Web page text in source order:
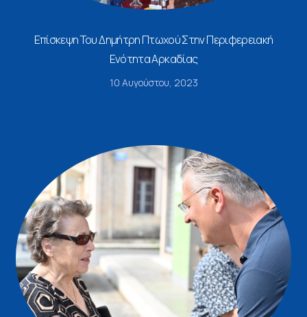
Επίσκεψη Του Δημήτρη Πτωχού Στην Περιφερειακή
Ενότητα Αρκαδίας
10 Αυγούστου, 2023